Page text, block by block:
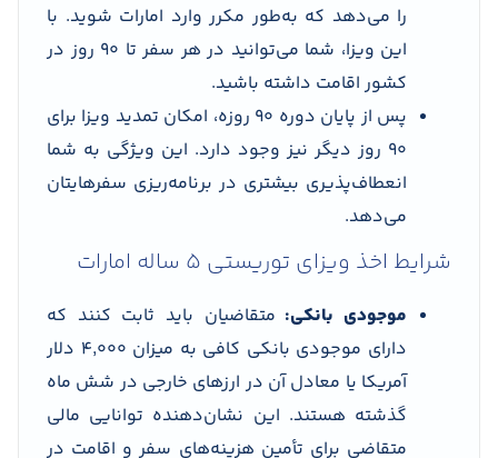
را می‌دهد که به‌طور مکرر وارد امارات شوید. با
این ویزا، شما می‌توانید در هر سفر تا ۹۰ روز در
کشور اقامت داشته باشید.
پس از پایان دوره ۹۰ روزه، امکان تمدید ویزا برای
۹۰ روز دیگر نیز وجود دارد. این ویژگی به شما
انعطاف‌پذیری بیشتری در برنامه‌ریزی سفرهایتان
می‌دهد.
شرایط اخذ ویزای توریستی 5 ‌ساله امارات
موجودی بانکی: متقاضیان باید ثابت کنند که
دارای موجودی بانکی کافی به میزان ۴,۰۰۰ دلار
آمریکا یا معادل آن در ارزهای خارجی در شش ماه
گذشته هستند. این نشان‌دهنده توانایی مالی
متقاضی برای تأمین هزینه‌های سفر و اقامت در